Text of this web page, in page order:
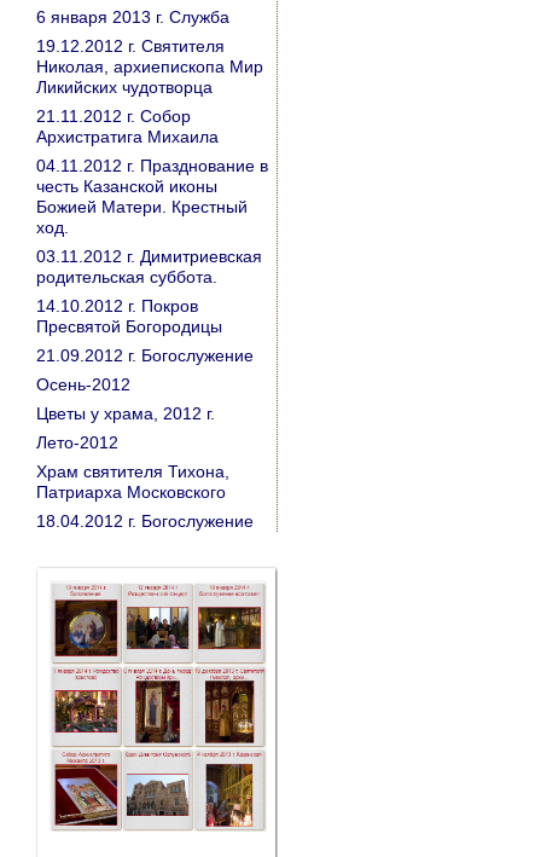
6 января 2013 г. Служба
19.12.2012 г. Святителя
Николая, архиепископа Мир
Ликийских чудотворца
21.11.2012 г. Собор
Архистратига Михаила
04.11.2012 г. Празднование в
честь Казанской иконы
Божией Матери. Крестный
ход.
03.11.2012 г. Димитриевская
родительская суббота.
14.10.2012 г. Покров
Пресвятой Богородицы
21.09.2012 г. Богослужение
Осень-2012
Цветы у храма, 2012 г.
Лето-2012
Храм святителя Тихона,
Патриарха Московского
18.04.2012 г. Богослужение